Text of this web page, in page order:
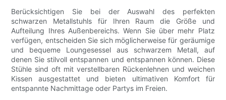
Berücksichtigen Sie bei der Auswahl des perfekten
schwarzen Metallstuhls für Ihren Raum die Größe und
Aufteilung Ihres Außenbereichs. Wenn Sie über mehr Platz
verfügen, entscheiden Sie sich möglicherweise für geräumige
und bequeme Loungesessel aus schwarzem Metall, auf
denen Sie stilvoll entspannen und entspannen können. Diese
Stühle sind oft mit verstellbaren Rückenlehnen und weichen
Kissen ausgestattet und bieten ultimativen Komfort für
entspannte Nachmittage oder Partys im Freien.